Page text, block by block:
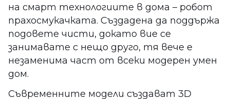
на смарт технологиите в дома – робот
прахосмукачката. Създадена да поддържа
подовете чисти, докато вие се
занимавате с нещо друго, тя вече е
незаменима част от всеки модерен умен
дом.
Съвременните модели създават 3D